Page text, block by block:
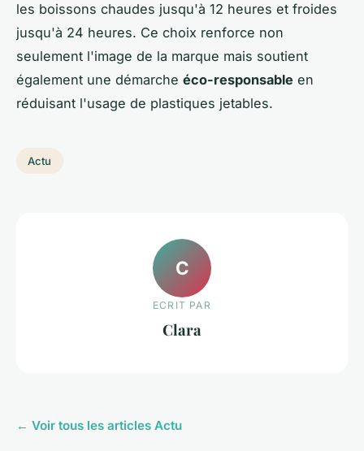
les boissons chaudes jusqu'à 12 heures et froides
jusqu'à 24 heures. Ce choix renforce non
seulement l'image de la marque mais soutient
également une démarche éco-responsable en
réduisant l'usage de plastiques jetables.
Actu
C
ECRIT PAR
Clara
← Voir tous les articles Actu